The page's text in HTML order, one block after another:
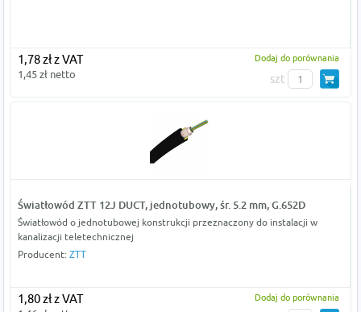
1,78 zł z VAT
1,45 zł netto
Dodaj do porównania
szt
Światłowód ZTT 12J DUCT, jednotubowy, śr. 5.2 mm, G.652D
Światłowód o jednotubowej konstrukcji przeznaczony do instalacji w
kanalizacji teletechnicznej
Producent: ZTT
1,80 zł z VAT Dodaj do porównania